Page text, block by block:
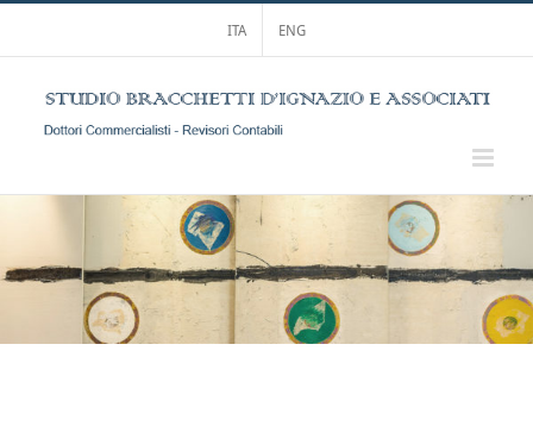
contenuto
ITA ENG